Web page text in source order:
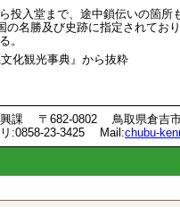
投入堂まで、途中鎖伝いの箇所
の名勝及び史跡に指定されてお
。
化観光事典』から抜粋
課 〒682-0802
鳥取県倉吉
:0858-23-3425 Mail:chubu-